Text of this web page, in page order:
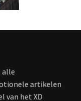
alle
artikelen
van het XD